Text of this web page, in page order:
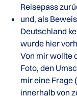
Reisepass
und, als
Deutschland
wurde hier
Von mir wollte
Foto, den
mir eine Frage
innerhalb von